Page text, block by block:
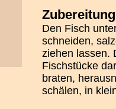
Den Fisch
schneiden,
ziehen lassen.
Fischstücke
braten,
schälen, in